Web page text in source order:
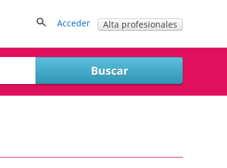
Acceder Alta profesionales